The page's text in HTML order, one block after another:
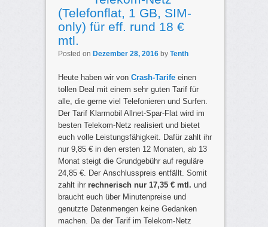
(Telefonflat, 1 GB, SIM-
only) für eff. rund 18 €
mtl.
Posted on Dezember 28, 2016 by Tenth
Heute haben wir von Crash-Tarifeeinen
tollen Deal mit einem sehr guten Tarif für
alle, die gerne viel Telefonieren und Surfen.
Der Tarif Klarmobil Allnet-Spar-Flat wird im
besten Telekom-Netz realisiert und bietet
euch volle Leistungsfähigkeit. Dafür zahlt ihr
nur 9,85 € in den ersten 12 Monaten, ab 13
Monat steigt die Grundgebühr auf reguläre
24,85 €. Der Anschlusspreis entfällt. Somit
zahlt ihr rechnerisch nur 17,35 € mtl. und
braucht euch über Minutenpreise und
genutzte Datenmengen keine Gedanken
machen. Da der Tarif im Telekom-Netz